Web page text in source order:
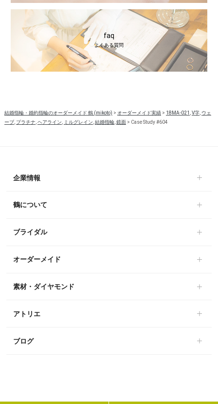
faq
よくある質問
結婚指輪・婚約指輪のオーダーメイド 鶴 (mikoto) > オーダーメイド実績> 18MA-021 ,V字, ウェ
ーブ, プラチナ,ヘアライン, ミルグレイン,結婚指輪,鏡面> Case Study #604
企業情報
鶴について
ブライダル
オーダーメイド
素材・ダイヤモンド
アトリエ
ブログ